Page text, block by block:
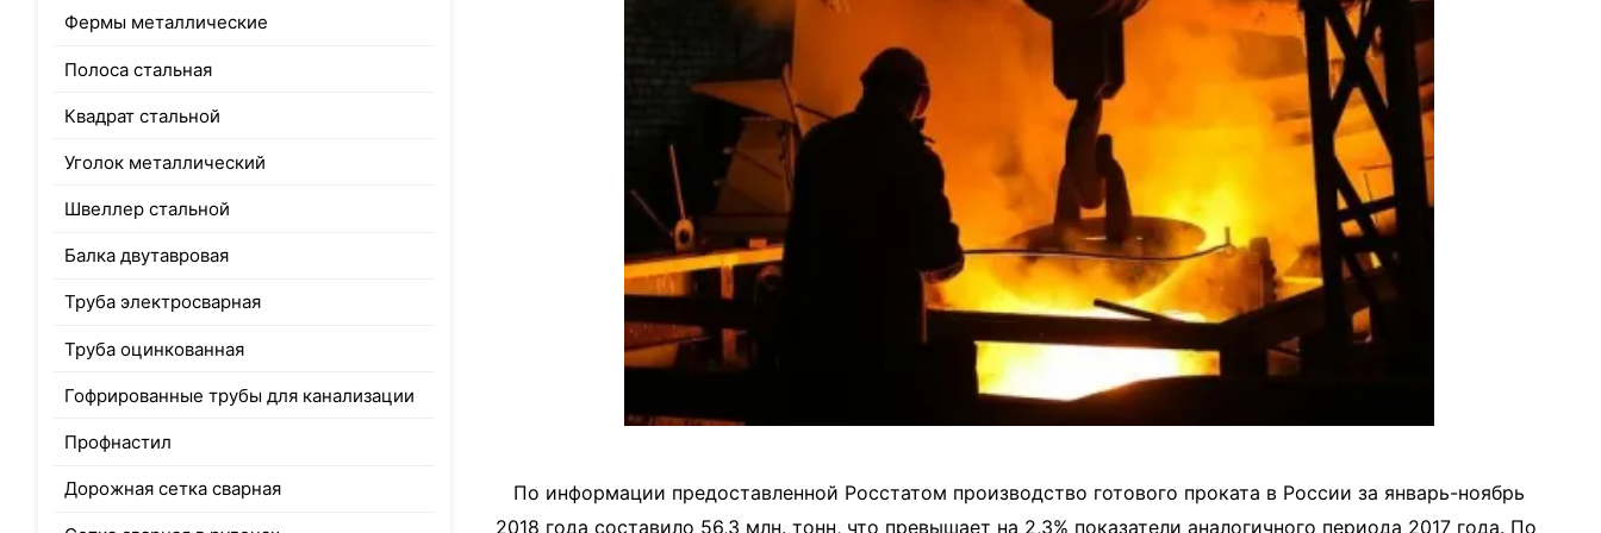
Фермы металлические
Полоса стальная
Квадрат стальной
Уголок металлический
Швеллер стальной
Балка двутавровая
Труба электросварная
Труба оцинкованная
Гофрированные трубы для канализации
Профнастил
Дорожная сетка сварная
По информации предоставленной Росстатом производство готового проката в России за январь-ноябрь
2018 года составило 56,3 млн. тонн, что превышает на 2,3% показатели аналогичного периода 2017 года. По